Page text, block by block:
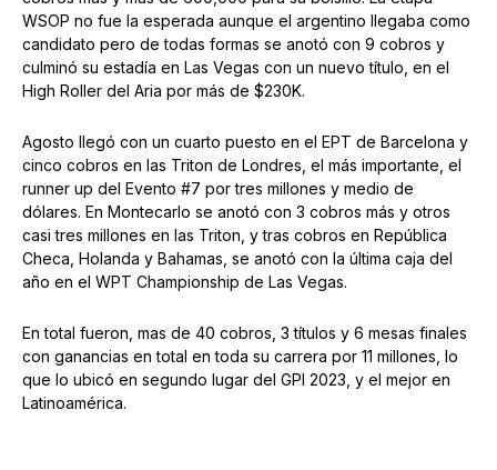
WSOP no fue la esperada aunque el argentino llegaba como
candidato pero de todas formas se anotó con 9 cobros y
culminó su estadía en Las Vegas con un nuevo título, en el
High Roller del Aria por más de $230K.
Agosto llegó con un cuarto puesto en el EPT de Barcelona y
cinco cobros en las Triton de Londres, el más importante, el
runner up del Evento #7 por tres millones y medio de
dólares. En Montecarlo se anotó con 3 cobros más y otros
casi tres millones en las Triton, y tras cobros en República
Checa, Holanda y Bahamas, se anotó con la última caja del
año en el WPT Championship de Las Vegas.
En total fueron, mas de 40 cobros, 3 títulos y 6 mesas finales
con ganancias en total en toda su carrera por 11 millones, lo
que lo ubicó en segundo lugar del GPI 2023, y el mejor en
Latinoamérica.